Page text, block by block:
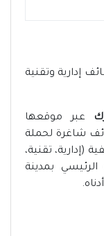
إدارية وتقنية
عبر موقعها
شاغرة لحملة
(إدارية، تقنية،
بمدينة